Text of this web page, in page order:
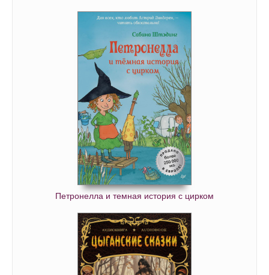
Петронелла и темная история с цирком